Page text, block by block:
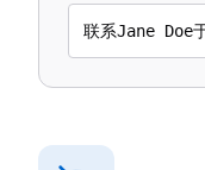
联系Jane Doe